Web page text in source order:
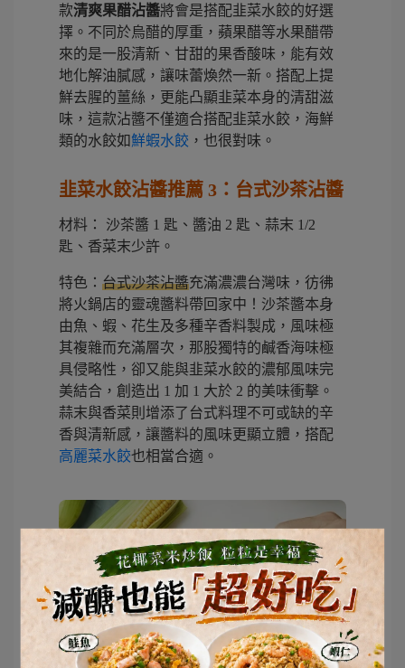
款清爽果醋沾醬將會是搭配韭菜水餃的好選
擇。不同於烏醋的厚重，蘋果醋等水果醋帶
來的是一股清新、甘甜的果香酸味，能有效
地化解油膩感，讓味蕾煥然一新。搭配上提
鮮去腥的薑絲，更能凸顯韭菜本身的清甜滋
味，這款沾醬不僅適合搭配韭菜水餃，海鮮
類的水餃如鮮蝦水餃 ，也很對味。
韭菜水餃沾醬推薦 3：台式沙茶沾醬
材料： 沙茶醬 1 匙、醬油 2 匙、蒜末 1/2
匙、香菜末少許。
特色： 台式沙茶沾醬充滿濃濃台灣味，彷彿
將火鍋店的靈魂醬料帶回家中！沙茶醬本身
由魚、蝦、花生及多種辛香料製成，風味極
其複雜而充滿層次，那股獨特的鹹香海味極
具侵略性，卻又能與韭菜水餃的濃郁風味完
美結合，創造出 1 加 1 大於 2 的美味衝擊。
蒜末與香菜則增添了台式料理不可或缺的辛
香與清新感，讓醬料的風味更顯立體，搭配
高麗菜水餃也相當合適。